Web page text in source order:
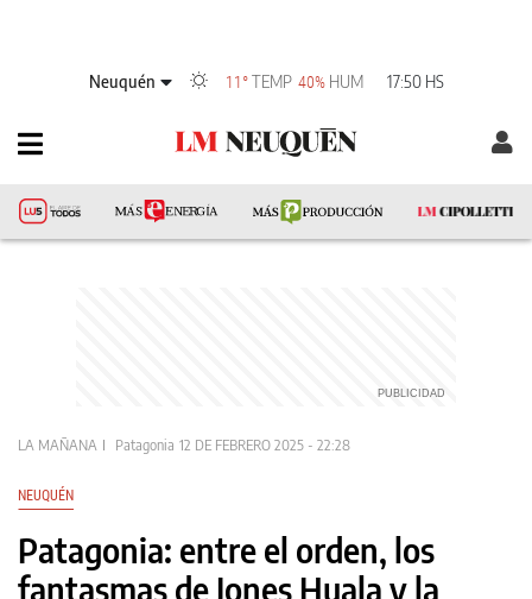
Neuquén 11° TEMP 40% HUM 17:50 HS
LA MAÑANA Patagonia 12 DE FEBRERO 2025 - 22:28
NEUQUÉN
Patagonia: entre el orden, los
fantasmas de Jones Huala y la